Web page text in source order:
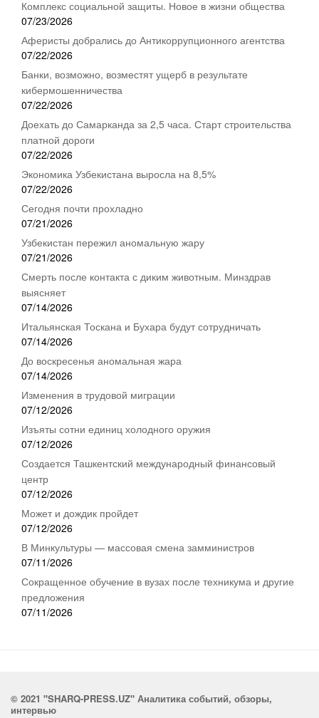
Комплекс социальной защиты. Новое в жизни общества
07/23/2026
Аферисты добрались до Антикоррупционного агентства
07/22/2026
Банки, возможно, возместят ущерб в результате
кибермошенничества
07/22/2026
Доехать до Самарканда за 2,5 часа. Старт строительства
платной дороги
07/22/2026
Экономика Узбекистана выросла на 8,5%
07/22/2026
Сегодня почти прохладно
07/21/2026
Узбекистан пережил аномальную жару
07/21/2026
Смерть после контакта с диким животным. Минздрав
выясняет
07/14/2026
Итальянская Тоскана и Бухара будут сотрудничать
07/14/2026
До воскресенья аномальная жара
07/14/2026
Изменения в трудовой миграции
07/12/2026
Изъяты сотни единиц холодного оружия
07/12/2026
Создается Ташкентский международный финансовый
центр
07/12/2026
Может и дождик пройдет
07/12/2026
В Минкультуры — массовая смена замминистров
07/11/2026
Сокращенное обучение в вузах после техникума и другие
предложения
07/11/2026
© 2021 "SHARQ-PRESS.UZ" Аналитика событий, обзоры,
интервью